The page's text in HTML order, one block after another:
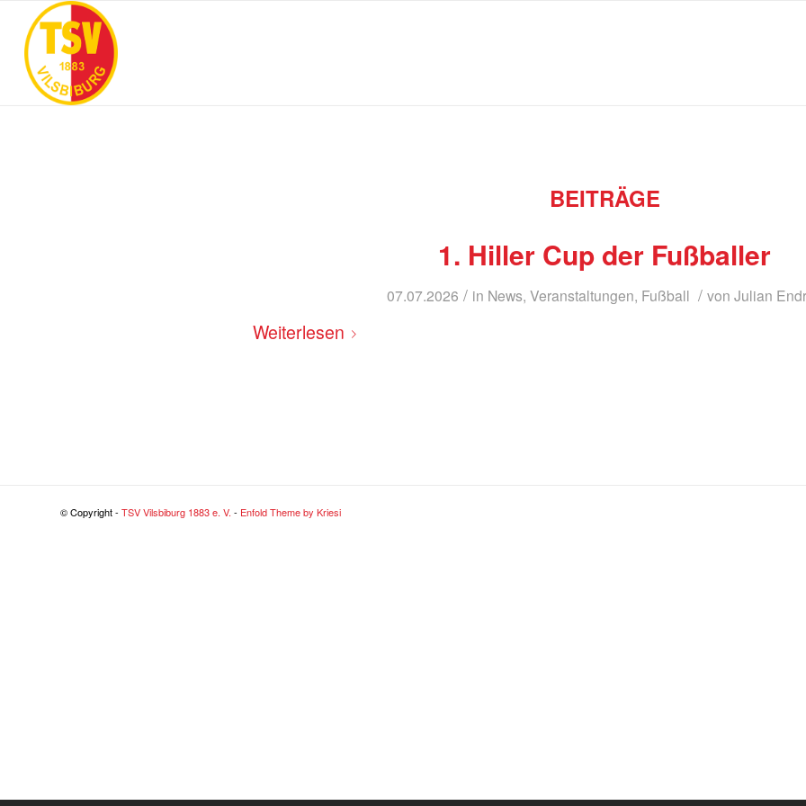
BEITRÄGE
1. Hiller Cup der Fußballer
07.07.2026 / in News, Veranstaltungen, Fußball / von Julian
Weiterlesen
© Copyright - TSV Vilsbiburg 1883 e. V. - Enfold Theme by Kriesi